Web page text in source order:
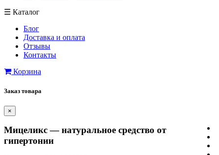
☰ Каталог
Блог
Доставка и оплата
Отзывы
Контакты
Корзина
Заказ товара
×
Мицеликс — натуральное средство от
гипертонии